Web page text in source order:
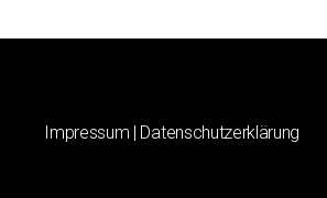
Impressum | Datenschutzerklärung